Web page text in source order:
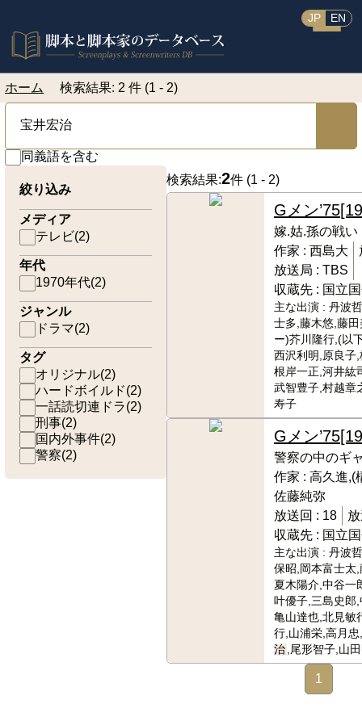
JP EN
ホーム 検索結果: 2 件 (1 - 2)
同義語を含む
絞り込み
メディア
テレビ(2)
年代
1970年代(2)
ジャンル
ドラマ(2)
タグ
オリジナル(2)
ハードボイルド(2)
一話読切連ドラ(2)
刑事(2)
国内外事件(2)
警察(2)
検索結果:2件 (1 - 2)
Gメン’75
嫁.姑.孫の戦い
作家 : 西島大
放送局 : TBS
収蔵先 : 国立
主な出演 : 丹波
士多,藤木悠,藤
ー)芥川隆行,(以
西沢利明,原良子
根岸一正,河井紘
武智豊子,村越章
寿子
Gメン’75
警察の中のギ
作家 : 高久進,(
佐藤純弥
放送回 : 18
収蔵先 : 国立
主な出演 : 丹波
保昭,岡本富士太
夏木陽介,中谷一
叶優子,三島史郎
亀山達也,北見敏
行,山浦栄,高月
治 ,尾形智子,山
1